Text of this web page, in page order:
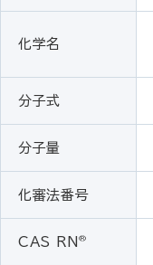
化学名
分子式
分子量
化審法番号
CAS RN®